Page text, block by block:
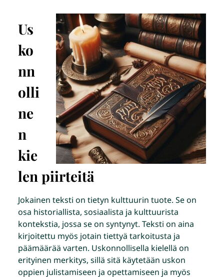
Us
ko
nn
olli
ne
n
kie
len piirteitä
Jokainen teksti on tietyn kulttuurin tuote. Se on
osa historiallista, sosiaalista ja kulttuurista
kontekstia, jossa se on syntynyt. Teksti on aina
kirjoitettu myös jotain tiettyä tarkoitusta ja
päämäärää varten. Uskonnollisella kielellä on
erityinen merkitys, sillä sitä käytetään uskon
oppien julistamiseen ja opettamiseen ja myös